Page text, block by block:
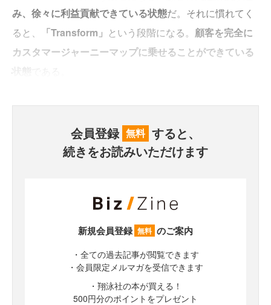
み、徐々に利益貢献できている状態だ。それに慣れてく
ると、
「Transform」 という段階になる。 顧客を完全に
カスタマージャーニーマップに乗せることができている
会員登録 無料 すると、
続きをお読みいただけます
新規会員登録 無料 のご案内
・全ての過去記事が閲覧できます
・会員限定メルマガを受信できます
・翔泳社の本が買える！
500円分のポイントをプレゼント